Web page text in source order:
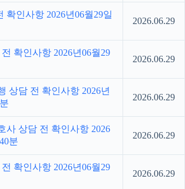
확인사항 2026년06월29일
2026.06.29
확인사항 2026년06월29
2026.06.29
상담 전 확인사항 2026년
2026.06.29
사 상담 전 확인사항 2026
분
2026.06.29
확인사항 2026년06월29
2026.06.29